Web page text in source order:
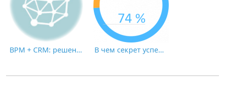
BPM + CRM: решение для успешной цифровой трансформации В чем секрет успешного внедрения автоматизации бизнес-процессов?